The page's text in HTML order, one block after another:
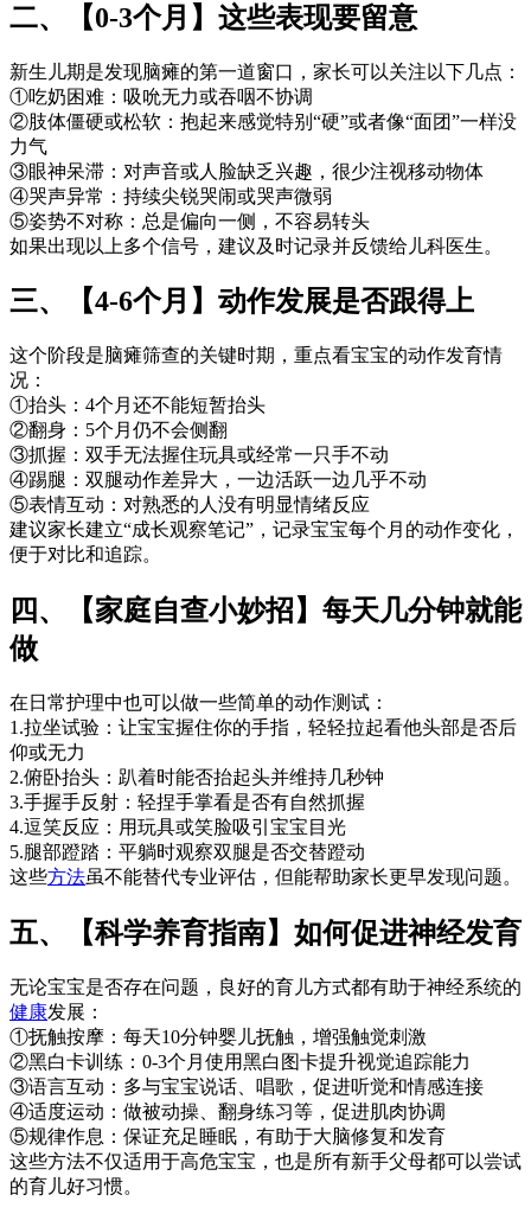
二、【0-3个月】这些表现要留意
新生儿期是发现脑瘫的第一道窗口，家长可以关注以下几点：
①吃奶困难：吸吮无力或吞咽不协调
②肢体僵硬或松软：抱起来感觉特别“硬”或者像“面团”一样没
力气
③眼神呆滞：对声音或人脸缺乏兴趣，很少注视移动物体
④哭声异常：持续尖锐哭闹或哭声微弱
⑤姿势不对称：总是偏向一侧，不容易转头
如果出现以上多个信号，建议及时记录并反馈给儿科医生。
三、【4-6个月】动作发展是否跟得上
这个阶段是脑瘫筛查的关键时期，重点看宝宝的动作发育情
况：
①抬头：4个月还不能短暂抬头
②翻身：5个月仍不会侧翻
③抓握：双手无法握住玩具或经常一只手不动
④踢腿：双腿动作差异大，一边活跃一边几乎不动
⑤表情互动：对熟悉的人没有明显情绪反应
建议家长建立“成长观察笔记”，记录宝宝每个月的动作变化，
便于对比和追踪。
四、【家庭自查小妙招】每天几分钟就能
做
在日常护理中也可以做一些简单的动作测试：
1.拉坐试验：让宝宝握住你的手指，轻轻拉起看他头部是否后
仰或无力
2.俯卧抬头：趴着时能否抬起头并维持几秒钟
3.手握手反射：轻捏手掌看是否有自然抓握
4.逗笑反应：用玩具或笑脸吸引宝宝目光
5.腿部蹬踏：平躺时观察双腿是否交替蹬动
这些方法虽不能替代专业评估，但能帮助家长更早发现问题。
五、【科学养育指南】如何促进神经发育
无论宝宝是否存在问题，良好的育儿方式都有助于神经系统的
健康发展：
①抚触按摩：每天10分钟婴儿抚触，增强触觉刺激
②黑白卡训练：0-3个月使用黑白图卡提升视觉追踪能力
③语言互动：多与宝宝说话、唱歌，促进听觉和情感连接
④适度运动：做被动操、翻身练习等，促进肌肉协调
⑤规律作息：保证充足睡眠，有助于大脑修复和发育
这些方法不仅适用于高危宝宝，也是所有新手父母都可以尝试
的育儿好习惯。